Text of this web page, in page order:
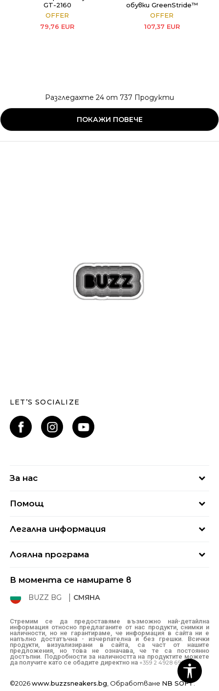
GT-2160
OFFER
79,76 EUR
обувки GreenStride™
Motion 6
OFFER
107,37 EUR
Разгледахте 24 от 737 Продукти
ПОКАЖИ ПОВЕЧЕ
LET’S SOCIALIZE
За нас
Магазини
+359 2 4928 699
Помощ
Връщане
Как да подам сигнал?
Състояние на поръчката
Легална информация
Политика за поверителност
Бисквитки
Рекламации
Условия за покупка
Условия за връщане
Лоялна програма
Sport&Bonus - регистрация
BUZZ Mарки
В момента се намирате в
BUZZ BG СМЯНА
Стремим се да предоставяме възможно най-детайлна
информация относно предлаганите от нас продукти, снимки и
наличности, но не гарантираме, че информация в сайта ни е
напълно достатъчна - изчерпателна и без грешки. Всички
продукти, визуализирани в сайта, са част от нашите
предложения, но това не означава, че те са постоянно
достъпни. Подробности за наличността на продуктите можете
да получите като се обадите директно на +359 2 4928 699
©2026www.buzzsneakers.bg , Обработване NB SOFT.